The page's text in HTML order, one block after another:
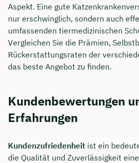
Aspekt. Eine gute
nur erschwinglich, sondern auch
umfassenden tiermedizinischen
Vergleichen Sie die Prämien,
Rückerstattungsraten der
das beste Angebot zu finden.
Kundenbewertungen
Erfahrungen
Kundenzufriedenheit ist ein
die Qualität und Zuverlässigkeit